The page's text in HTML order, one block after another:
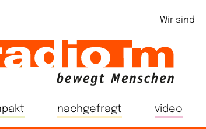
Wir sind
nachgefragt video